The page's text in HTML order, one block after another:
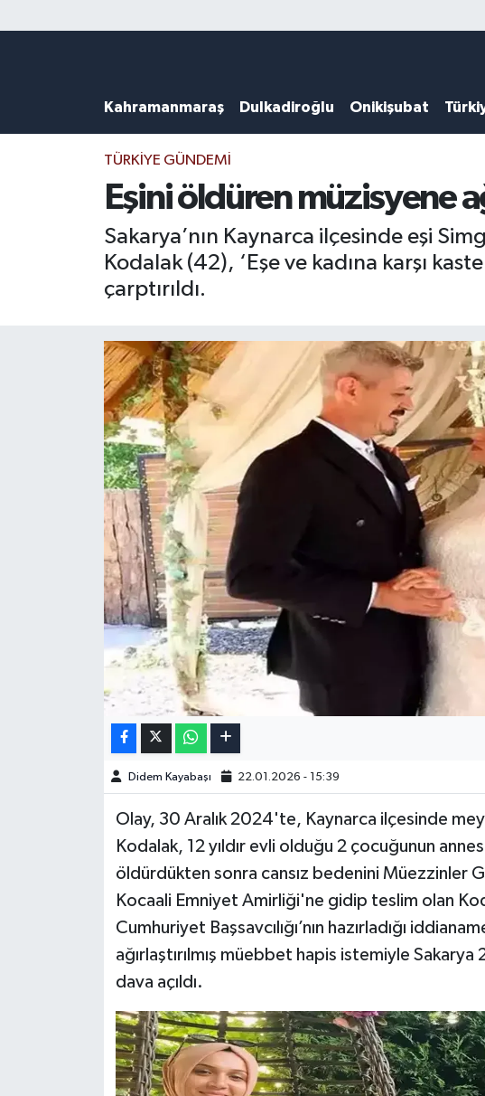
Kahramanmaraş Dulkadiroğlu Onikişubat
TÜRKIYE GÜNDEMI
Eşini öldüren müzisyene
Sakarya’nın Kaynarca ilçesinde eşi
Kodalak (42), ‘Eşe ve kadına karşı
çarptırıldı.
Didem Kayabaşı 22.01.2026 - 15:39
Olay, 30 Aralık 2024'te, Kaynarca ilçesinde
Kodalak, 12 yıldır evli olduğu 2 çocuğunun
öldürdükten sonra cansız bedenini Müezzinler
Kocaali Emniyet Amirliği'ne gidip teslim olan
Cumhuriyet Başsavcılığı’nın hazırladığı
ağırlaştırılmış müebbet hapis istemiyle
dava açıldı.
DULKADİROĞLU
KAHRAMANMARAŞ
ONİKİŞUBAT
ÖZEL HABER
Kahramanmaraş Hava Durumu
Kahramanmaraş Trafik Yoğunluk Haritası
Süper Lig Puan Durumu ve Fikstür
Tüm Manşetler
Son Dakika Haberleri
Haber Arşivi